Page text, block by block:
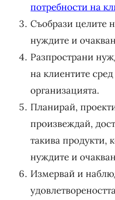
потребности на
Съобрази целите
нуждите и
Разпространи
на клиентите
организацията.
Планирай,
произвеждай,
такива продукти,
нуждите и
Измервай и